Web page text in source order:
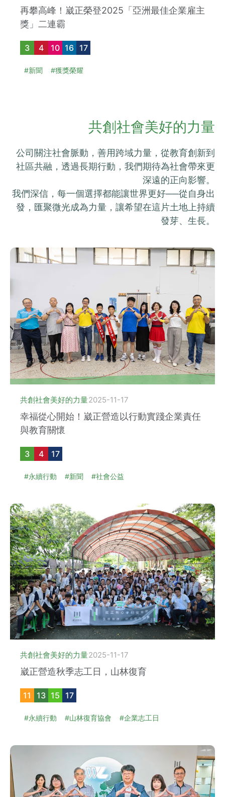
再攀高峰！崴正榮登2025「亞洲最佳企業雇主
獎」二連霸
3 4 10 16 17
#新聞 #獲獎榮耀
共創社會美好的力量
公司關注社會脈動，善用跨域力量，從教育創新到
社區共融，透過長期行動，我們期待為社會帶來更
深遠的正向影響。
我們深信，每一個選擇都能讓世界更好──從自身出
發，匯聚微光成為力量，讓希望在這片土地上持續
發芽、生長。
共創社會美好的力量2025-11-17
幸福從心開始！崴正營造以行動實踐企業責任
與教育關懷
3 4 17
#永續行動 #新聞 #社會公益
共創社會美好的力量2025-11-17
崴正營造秋季志工日，山林復育
11 13 15 17
#永續行動 #山林復育協會 #企業志工日